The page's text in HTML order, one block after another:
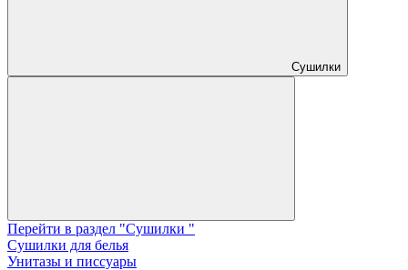
Сушилки
Перейти в раздел "Сушилки "
Сушилки для белья
Унитазы и писсуары